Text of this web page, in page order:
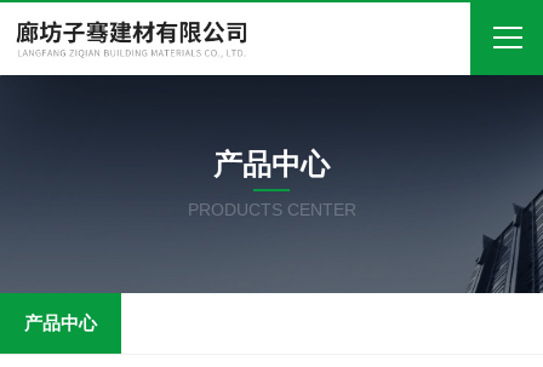
关于我们
产品中心
产品中心
PRODUCTS CENTER
产品中心